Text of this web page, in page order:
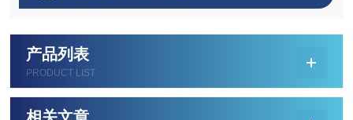
产品列表
PRODUCT LIST